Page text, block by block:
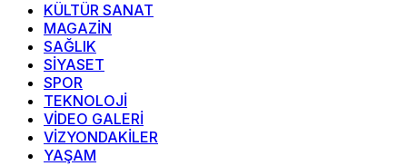
KÜLTÜR SANAT
MAGAZİN
SAĞLIK
SİYASET
SPOR
TEKNOLOJİ
VİDEO GALERİ
VİZYONDAKİLER
YAŞAM